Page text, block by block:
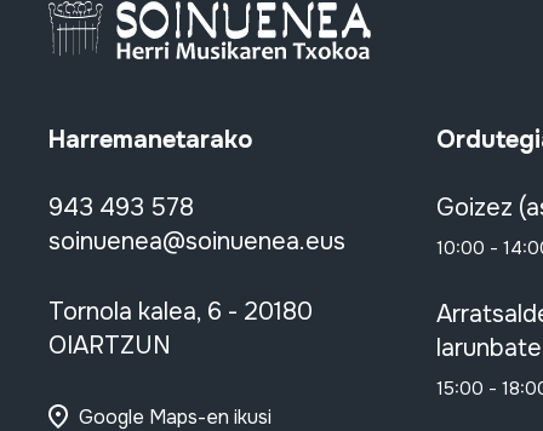
Harremanetarako
943 493 578
soinuenea@soinuenea.eus
Tornola kalea, 6 - 20180
OIARTZUN
Google Maps-en ikusi
Goizez
10:00 -
15:00 -